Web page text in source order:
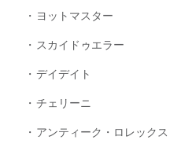
ヨットマスター
スカイドゥエラー
デイデイト
チェリーニ
アンティーク・ロレックス